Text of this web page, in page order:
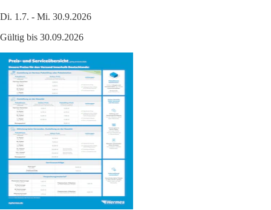
Di. 1.7. - Mi. 30.9.2026
Gültig bis 30.09.2026